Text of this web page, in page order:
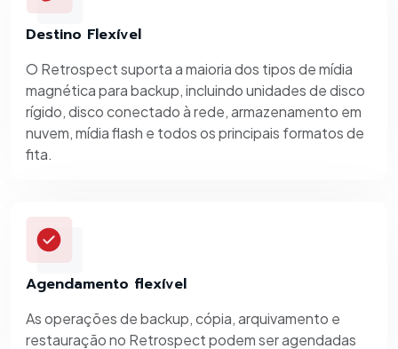
Destino Flexível
O Retrospect suporta a maioria dos tipos de mídia
magnética para backup, incluindo unidades de disco
rígido, disco conectado à rede, armazenamento em
nuvem, mídia flash e todos os principais formatos de
fita.
Agendamento flexível
As operações de backup, cópia, arquivamento e
restauração no Retrospect podem ser agendadas